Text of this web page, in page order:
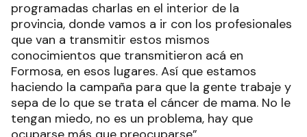
programadas charlas en el interior de la
provincia, donde vamos a ir con los profesionales
que van a transmitir estos mismos
conocimientos que transmitieron acá en
Formosa, en esos lugares. Así que estamos
haciendo la campaña para que la gente trabaje y
sepa de lo que se trata el cáncer de mama. No le
tengan miedo, no es un problema, hay que